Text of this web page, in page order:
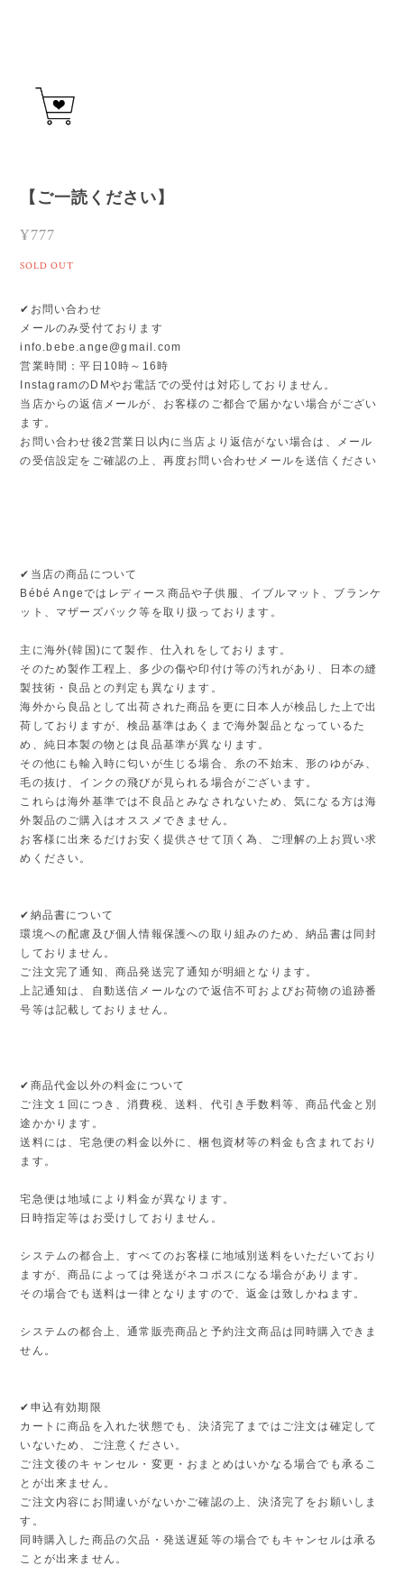
【ご一読ください】
¥777
SOLD OUT
✔︎お問い合わせ
メールのみ受付ております
info.bebe.ange@gmail.com
営業時間：平日10時～16時
InstagramのDMやお電話での受付は対応しておりません。
当店からの返信メールが、お客様のご都合で届かない場合がござい
ます。
お問い合わせ後2営業日以内に当店より返信がない場合は、メール
の受信設定をご確認の上、再度お問い合わせメールを送信ください
✔︎当店の商品について
Bébé Angeではレディース商品や子供服、イブルマット、ブランケ
ット、マザーズバック等を取り扱っております。
主に海外(韓国)にて製作、仕入れをしております。
そのため製作工程上、多少の傷や印付け等の汚れがあり、日本の縫
製技術・良品との判定も異なります。
海外から良品として出荷された商品を更に日本人が検品した上で出
荷しておりますが、検品基準はあくまで海外製品となっているた
め、純日本製の物とは良品基準が異なります。
その他にも輸入時に匂いが生じる場合、糸の不始末、形のゆがみ、
毛の抜け、インクの飛びが見られる場合がございます。
これらは海外基準では不良品とみなされないため、気になる方は海
外製品のご購入はオススメできません。
お客様に出来るだけお安く提供させて頂く為、ご理解の上お買い求
めください。
✔︎納品書について
環境への配慮及び個人情報保護への取り組みのため、納品書は同封
しておりません。
ご注文完了通知、商品発送完了通知が明細となります。
上記通知は、自動送信メールなので返信不可およびお荷物の追跡番
号等は記載しておりません。
✔︎商品代金以外の料金について
ご注文１回につき、消費税、送料、代引き手数料等、商品代金と別
途かかります。
送料には、宅急便の料金以外に、梱包資材等の料金も含まれており
ます。
宅急便は地域により料金が異なります。
日時指定等はお受けしておりません。
システムの都合上、すべてのお客様に地域別送料をいただいており
ますが、商品によっては発送がネコポスになる場合があります。
その場合でも送料は一律となりますので、返金は致しかねます。
システムの都合上、通常販売商品と予約注文商品は同時購入できま
せん。
✔︎申込有効期限
カートに商品を入れた状態でも、決済完了まではご注文は確定して
いないため、ご注意ください。
ご注文後のキャンセル・変更・おまとめはいかなる場合でも承るこ
とが出来ません。
ご注文内容にお間違いがないかご確認の上、決済完了をお願いしま
す。
同時購入した商品の欠品・発送遅延等の場合でもキャンセルは承る
ことが出来ません。